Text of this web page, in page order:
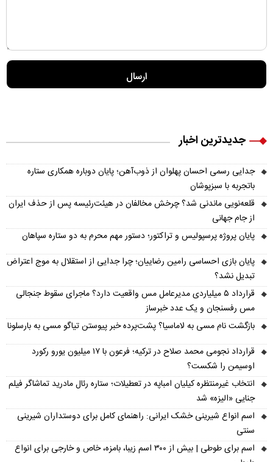
جدیدترین اخبار
جدایی رسمی احسان پهلوان از ذوب‌آهن؛ پایان دوباره همکاری ستاره
باتجربه با سبزپوشان
قلعه‌نویی ماندنی شد؟ چرخش مخالفان در هیئت‌رئیسه پس از حذف ایران
از جام جهانی
پایان پروژه پرسپولیس و تراکتور؛ دستور مهم محرم به دو ستاره سپاهان
پایان بازی احساسی رامین رضاییان؛ چرا جدایی از استقلال به موج اعتراض
تبدیل نشد؟
قرارداد ۵ میلیاردی مدیرعامل مس واقعیت دارد؟ ماجرای سقوط جنجالی
مس رفسنجان و یک عدد خبرساز
بازگشت نام مسی به لاماسیا؟ پشت‌پرده خبر پیوستن تیاگو مسی به بارسلونا
قرارداد نجومی محمد صلاح در ترکیه؛ فرعون با ۱۷ میلیون یورو رکورد
اوسیمن را شکست؟
انتخاب غیرمنتظره کیلیان امباپه در تعطیلات؛ ستاره رئال مادرید تماشاگر فیلم
جنایی «الیزه» شد
اسم انواع شیرینی خشک ایرانی: راهنمای کامل برای دوستداران شیرینی
سنتی
اسم برای طوطی | بیش از ۳۰۰ اسم زیبا، بامزه، خاص و خارجی برای انواع